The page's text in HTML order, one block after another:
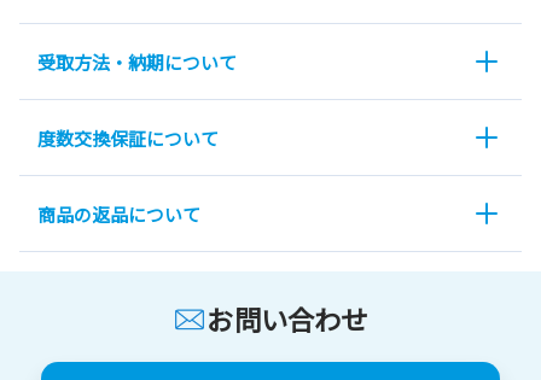
受取方法・納期について
度数交換保証について
商品の返品について
お問い合わせ